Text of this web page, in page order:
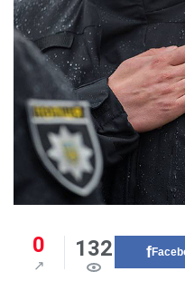
0 132